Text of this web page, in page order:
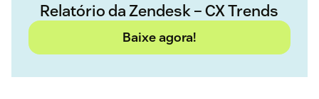
Relatório da Zendesk – CX Trends
Baixe agora!